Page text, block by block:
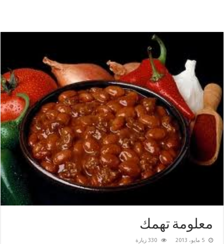
معلومة تهمك
5 مايو، 2013 330 زيارة